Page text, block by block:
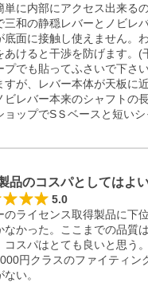
単に内部にアクセス出来る
三和の静穏レバーとノビレ
底面に接触し使えません。
あけると干渉を防げます。
プでも貼ってふさいで下さ
すが、レバー本体が天板に
ビレバー本来のシャフトの
ョップでSＳベースと短い
品のコスパとしてはよ
5.0
のライセンス取得製品に下
なかった。ここまでの品質
コスパはとても良いと思う。
円クラスのファイティン
い。